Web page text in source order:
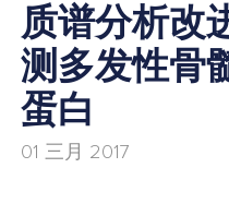
质谱分析改
测多发性骨
蛋白
01 三月 2017